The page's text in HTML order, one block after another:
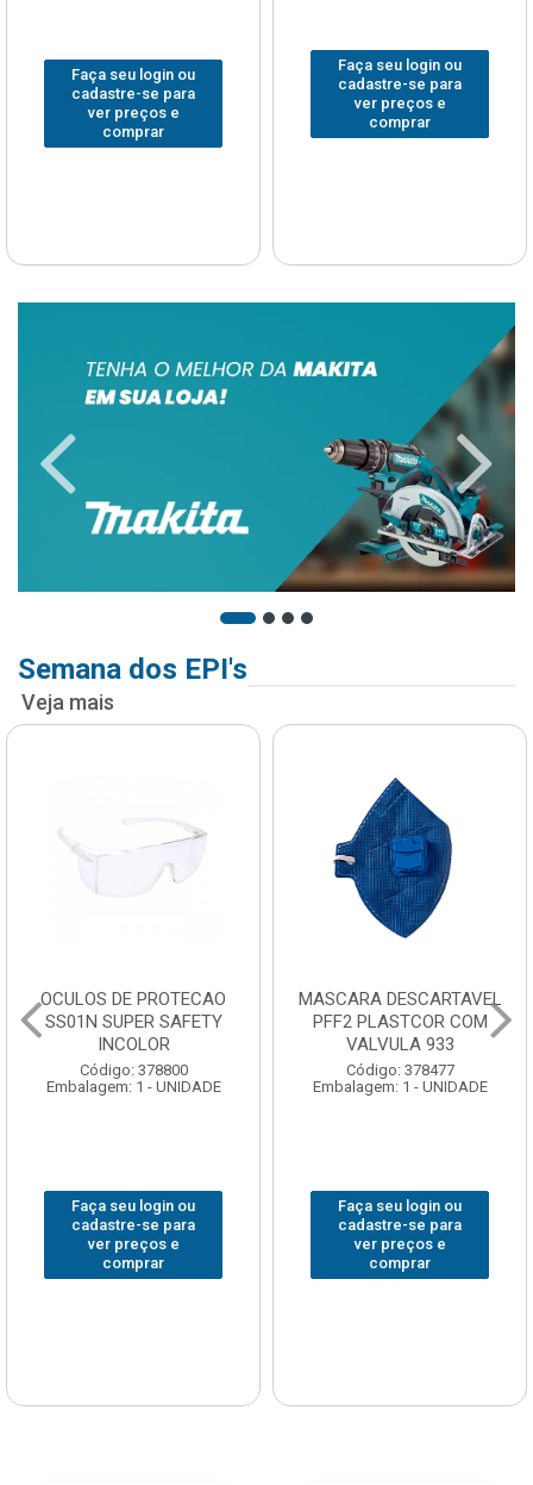
Faça seu login ou
cadastre-se para
ver preços e
comprar
Faça seu login ou
cadastre-se para
ver preços e
comprar
Semana dos EPI's
Veja mais
OCULOS DE PROTECAO
SS01N SUPER SAFETY
INCOLOR
Código: 378800
Embalagem: 1 - UNIDADE
Faça seu login ou
cadastre-se para
ver preços e
comprar
MASCARA DESCARTAVEL
PFF2 PLASTCOR COM
VALVULA 933
Código: 378477
Embalagem: 1 - UNIDADE
Faça seu login ou
cadastre-se para
ver preços e
comprar